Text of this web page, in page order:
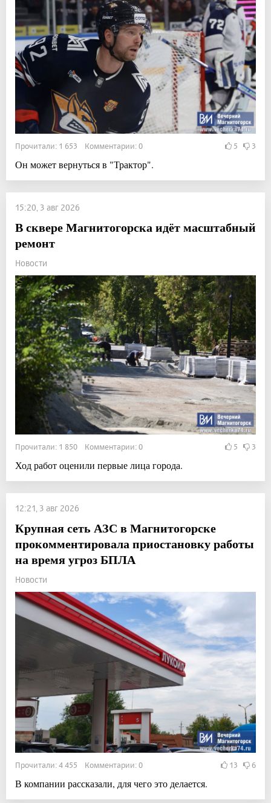
Прочитали: 1 653 Комментарии: 0 5 3
Он может вернуться в "Трактор".
15:20, 3 авг 2026
В сквере Магнитогорска идёт масштабный
ремонт
Новости
Прочитали: 1 850 Комментарии: 0 5 3
Ход работ оценили первые лица города.
12:21, 3 авг 2026
Крупная сеть АЗС в Магнитогорске
прокомментировала приостановку работы
на время угроз БПЛА
Новости
Прочитали: 4 455 Комментарии: 0 13 6
В компании рассказали, для чего это делается.